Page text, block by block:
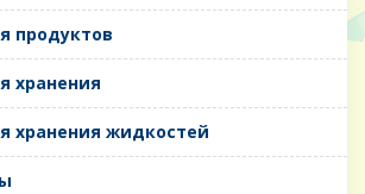
продуктов
хранения
хранения жидкостей